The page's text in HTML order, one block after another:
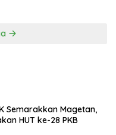
Semarakkan Magetan,
HUT ke-28 PKB